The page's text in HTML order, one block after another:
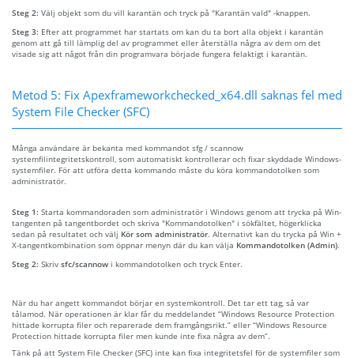
Steg 2: Välj objekt som du vill karantän och tryck på "Karantän vald" -knappen.
Steg 3: Efter att programmet har startats om kan du ta bort alla objekt i karantän
genom att gå till lämplig del av programmet eller återställa några av dem om det
visade sig att något från din programvara började fungera felaktigt i karantän.
Metod 5: Fix Apexframeworkchecked_x64.dll saknas fel med
System File Checker (SFC)
Många användare är bekanta med kommandot sfg / scannow
systemfilintegritetskontroll, som automatiskt kontrollerar och fixar skyddade Windows-
systemfiler. För att utföra detta kommando måste du köra kommandotolken som
administratör.
Steg 1: Starta kommandoraden som administratör i Windows genom att trycka på Win-
tangenten på tangentbordet och skriva "Kommandotolken" i sökfältet, högerklicka
sedan på resultatet och välj Kör som administratör. Alternativt kan du trycka på Win +
X-tangentkombination som öppnar menyn där du kan välja Kommandotolken (Admin).
Steg 2: Skriv sfc/scannow i kommandotolken och tryck Enter.
När du har angett kommandot börjar en systemkontroll. Det tar ett tag, så var
tålamod. När operationen är klar får du meddelandet “Windows Resource Protection
hittade korrupta filer och reparerade dem framgångsrikt.” eller “Windows Resource
Protection hittade korrupta filer men kunde inte fixa några av dem”.
Tänk på att System File Checker (SFC) inte kan fixa integritetsfel för de systemfiler som